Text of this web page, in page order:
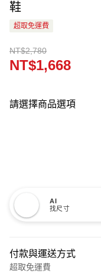
鞋
超取免運費
NT$2,780
NT$1,668
請選擇商品選項
AI
找尺寸
付款與運送方式
超取免運費